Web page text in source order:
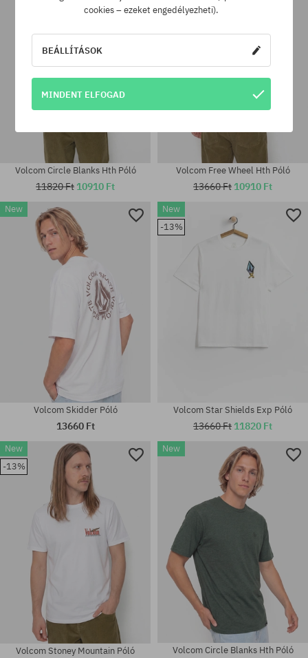
Elérhető méretek:
Elérhető méretek:
Elérhető méretek:
M; L; XL; XXL
Volcom Circle Blanks Hth Póló
11820 Ft 10910 Ft
Elérhető méretek:
Volcom Free Wheel Hth Póló
13660 Ft 10910 Ft
New
Volcom Skidder Póló
13660 Ft
New
-13%
Volcom Star Shields Exp Póló
13660 Ft 11820 Ft
New
-13%
Volcom Stoney Mountain Póló
New
Volcom Circle Blanks Hth Póló
cookies – ezeket engedélyezheti).
BEÁLLÍTÁSOK
MINDENT ELFOGAD